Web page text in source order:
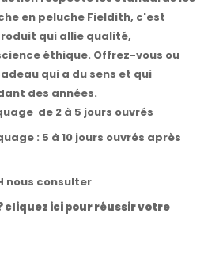
en peluche Fieldith, c'est
qui allie qualité,
éthique. Offrez-vous ou
qui a du sens et qui
des années.
de 2 à 5 jours ouvrés
: 5 à 10 jours ouvrés après
nous consulter
cliquez ici pour réussir votre